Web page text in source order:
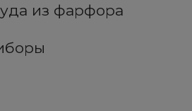
из фарфора